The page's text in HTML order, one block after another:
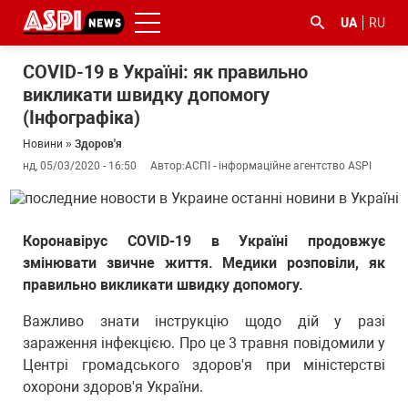
UA RU
COVID-19 в Україні: як правильно
викликати швидку допомогу
(Інфографіка)
Новини » Здоров'я
нд, 05/03/2020 - 16:50
Автор:АСПІ - інформаційне агентство ASPI
Коронавірус COVID-19 в Україні продовжує
змінювати звичне життя. Медики розповіли, як
правильно викликати швидку допомогу.
Важливо знати інструкцію щодо дій у разі
зараження інфекцією. Про це 3 травня повідомили у
Центрі громадського здоров'я при міністерстві
охорони здоров'я України.
#ООС
#боротьба
корупцією
#ДФС #Київ #коронавірус